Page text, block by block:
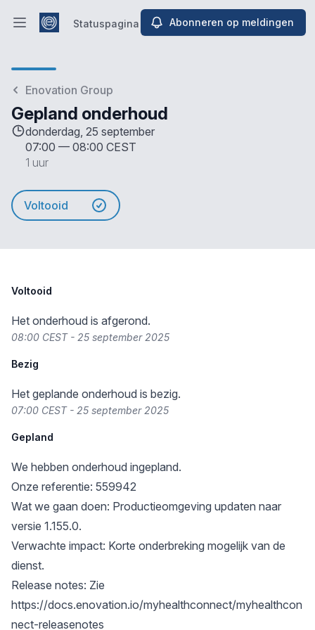
Hoofdmenu openen
Statuspagina Abonneren op meldingen
Enovation Group
Gepland onderhoud
donderdag, 25 september
07:00 — 08:00 CEST
1 uur
Voltooid
Voltooid
Het onderhoud is afgerond.
08:00 CEST - 25 september 2025
Bezig
Het geplande onderhoud is bezig.
07:00 CEST - 25 september 2025
Gepland
We hebben onderhoud ingepland.
Onze referentie: 559942
Wat we gaan doen: Productieomgeving updaten naar
versie 1.155.0.
Verwachte impact: Korte onderbreking mogelijk van de
dienst.
Release notes: Zie
https://docs.enovation.io/myhealthconnect/myhealthcon
nect-releasenotes